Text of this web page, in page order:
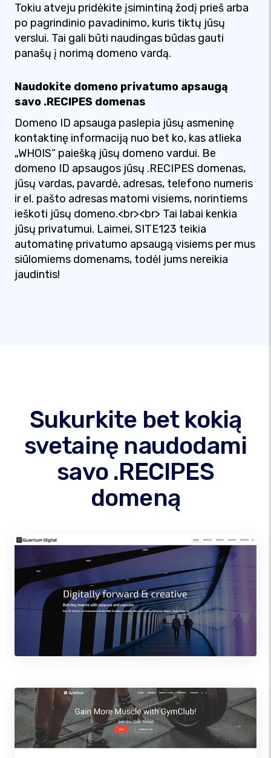
Tokiu atveju pridėkite įsimintiną žodį prieš arba
po pagrindinio pavadinimo, kuris tiktų jūsų
verslui. Tai gali būti naudingas būdas gauti
panašų į norimą domeno vardą.
Naudokite domeno privatumo apsaugą
savo .RECIPES domenas
Domeno ID apsauga paslepia jūsų asmeninę
kontaktinę informaciją nuo bet ko, kas atlieka
„WHOIS“ paiešką jūsų domeno vardui. Be
domeno ID apsaugos jūsų .RECIPES domenas,
jūsų vardas, pavardė, adresas, telefono numeris
ir el. pašto adresas matomi visiems, norintiems
ieškoti jūsų domeno.<br><br> Tai labai kenkia
jūsų privatumui. Laimei, SITE123 teikia
automatinę privatumo apsaugą visiems per mus
siūlomiems domenams, todėl jums nereikia
jaudintis!
Sukurkite bet kokią
svetainę naudodami
savo .RECIPES
domeną